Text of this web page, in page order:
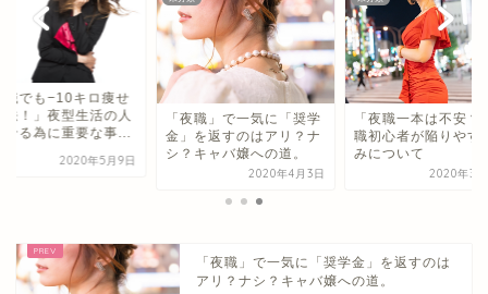
職でも−10キロ痩せ
法！」夜型生活の人
せる為に重要な事...
2020年5月9日
「夜職」で一気に「奨学
金」を返すのはアリ？ナ
シ？キャバ嬢への道。
2020年4月3日
「夜職一本は不安？
職初心者が陥りやす
みについて
2020年3
「夜職」で一気に「奨学金」を返すのは
アリ？ナシ？キャバ嬢への道。